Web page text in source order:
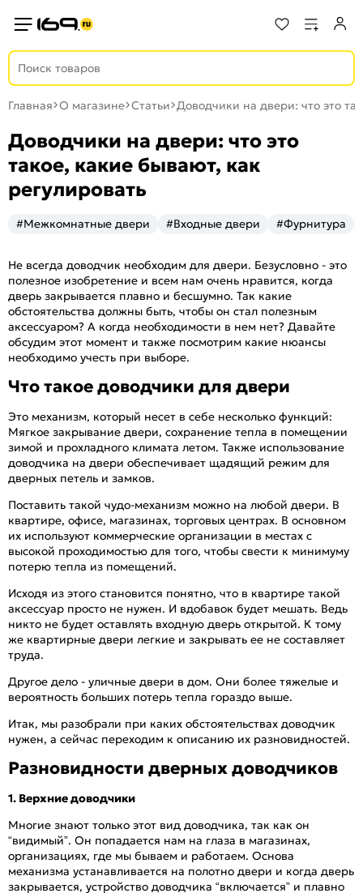
Главная О магазине Статьи Доводчики на двери: что это
Доводчики на двери: что это
такое, какие бывают, как
регулировать
#Межкомнатные двери #Входные двери #Фурнитура
Не всегда доводчик необходим для двери. Безусловно - это
полезное изобретение и всем нам очень нравится, когда
дверь закрывается плавно и бесшумно. Так какие
обстоятельства должны быть, чтобы он стал полезным
аксессуаром? А когда необходимости в нем нет? Давайте
обсудим этот момент и также посмотрим какие нюансы
необходимо учесть при выборе.
Что такое доводчики для двери
Это механизм, который несет в себе несколько функций:
Мягкое закрывание двери, сохранение тепла в помещении
зимой и прохладного климата летом. Также использование
доводчика на двери обеспечивает щадящий режим для
дверных петель и замков.
Поставить такой чудо-механизм можно на любой двери. В
квартире, офисе, магазинах, торговых центрах. В основном
их используют коммерческие организации в местах с
высокой проходимостью для того, чтобы свести к минимуму
потерю тепла из помещений.
Исходя из этого становится понятно, что в квартире такой
аксессуар просто не нужен. И вдобавок будет мешать. Ведь
никто не будет оставлять входную дверь открытой. К тому
же квартирные двери легкие и закрывать ее не составляет
труда.
Другое дело - уличные двери в дом. Они более тяжелые и
вероятность больших потерь тепла гораздо выше.
Итак, мы разобрали при каких обстоятельствах доводчик
нужен, а сейчас переходим к описанию их разновидностей.
Разновидности дверных доводчиков
1. Верхние доводчики
Многие знают только этот вид доводчика, так как он
“видимый”. Он попадается нам на глаза в магазинах,
организациях, где мы бываем и работаем. Основа
механизма устанавливается на полотно двери и когда дверь
закрывается, устройство доводчика “включается” и плавно